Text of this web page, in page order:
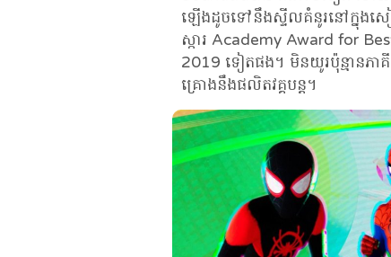
ឡើងដូចទៅនឹងស្ទីលគំនូរនៅក្នុងសៀ
ស្ការ Academy Award for
2019 ទៀតផង។ មិនយូរប៉ុន្មានភា
គ្រោងនឹងផលិតវគ្គបន្ត។